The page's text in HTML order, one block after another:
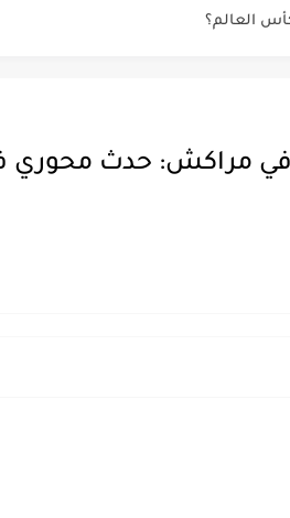
العالم؟
في مراكش: حدث محوري